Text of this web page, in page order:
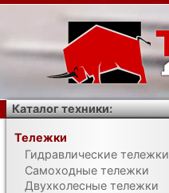
Каталог техники:
Тележки
Гидравлические тележки
Самоходные тележки
Двухколесные тележки